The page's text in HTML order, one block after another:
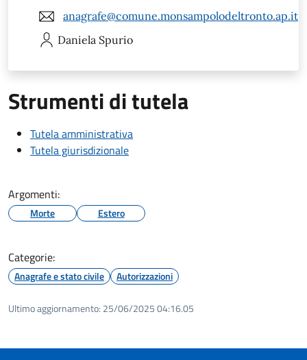
anagrafe@comune.monsampolodeltronto.ap.it
Daniela Spurio
Strumenti di tutela
Tutela amministrativa
Tutela giurisdizionale
Argomenti:
Morte Estero
Categorie:
Anagrafe e stato civile Autorizzazioni
Ultimo aggiornamento: 25/06/2025 04:16.05